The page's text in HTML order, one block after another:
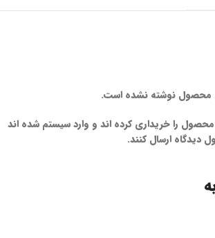
محصول نوشته نشده است.
را خریداری کرده اند و وارد سیستم شده اند
دیدگاه ارسال کنند.